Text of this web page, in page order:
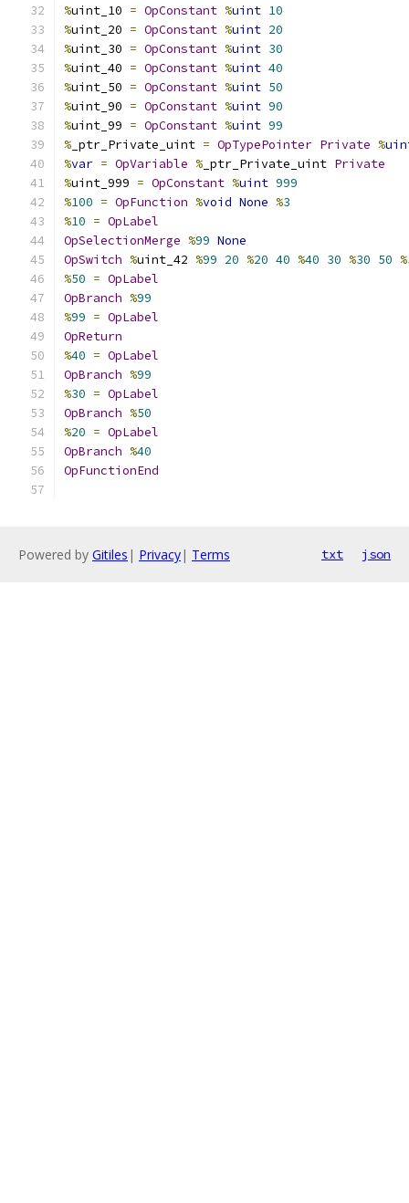
%uint_10 = OpConstant %uint 10
%uint_20 = OpConstant %uint 20
%uint_30 = OpConstant %uint 30
%uint_40 = OpConstant %uint 40
%uint_50 = OpConstant %uint 50
%uint_90 = OpConstant %uint 90
%uint_99 = OpConstant %uint 99
% _ptr_Private_uint = OpTypePointer Private %
%var = OpVariable % _ptr_Private_uint Private
%uint_999 = OpConstant %uint 999
%100 = OpFunction %void None %3
%10 = OpLabel
OpSelectionMerge %99 None
OpSwitch %uint_42 %99 20 %20 40 %40 30 %30 50 %
%50 = OpLabel
OpBranch %99
%99 = OpLabel
OpReturn
%40 = OpLabel
OpBranch %99
%30 = OpLabel
OpBranch %50
%20 = OpLabel
OpBranch %40
OpFunctionEnd
Powered by Gitiles | Privacy| Terms txt json